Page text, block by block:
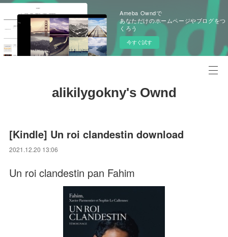
Ameba Owndで
あなただけのホームページやブログをつ
くろう
今すぐ試す
alikilygokny's Ownd
[Kindle] Un roi clandestin download
2021.12.20 13:06
Un roi clandestin pan Fahim